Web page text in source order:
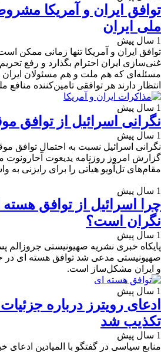
توافق ایران و آمریکا
ملی ایران
1 سال پیش
توافق ایران و آمریکا تنها زمانی ممکن
غنی‌سازی ایران احترام بگذارد و رفع
مسئله‌ای که هم ملت و هم مسئولان ایران
انتظار دارند هر توافقی تامین‌کننده منافع
1 سال پیش
نگرانی اسرائیل از توافق
1 سال پیش
نگرانی اسرائیل نسبت به احتمال توافق
گزارش امروز روزنامه یدیعوت آحارونوت
مقام‌های تل‌آویو هیأتی را برای رایزنی به
1 سال پیش
چرا اسرائیل از توافق هسته
نگران است؟
1 سال پیش
پایکاه خبری نشریه صهیونیستی جروزالم
صهیونیستی مدعی شد توافق هسته ای در
و ایران مشکل‌ساز است.
1 سال پیش
ادعای رویترز درباره
تکذیب شد
1 سال پیش
منابع سیاسی در گفتگو با المیادین ادعای